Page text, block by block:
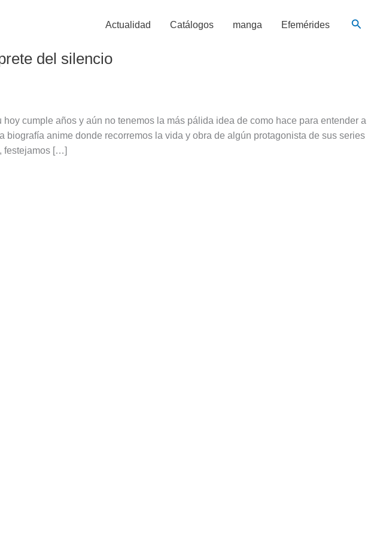
Actualidad Catálogos manga Efemérides
del silencio
cumple años y aún no tenemos la más pálida idea de como hace para entender a
biografía anime donde recorremos la vida y obra de algún protagonista de sus series
festejamos […]